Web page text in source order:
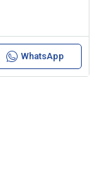
WhatsApp